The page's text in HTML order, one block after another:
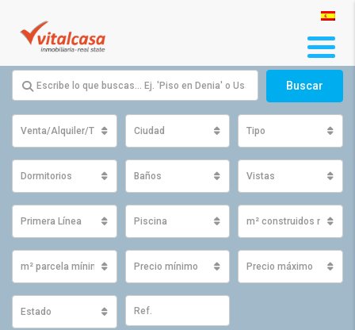
Buscar
Venta/Alquiler/Traspaso Ciudad Tipo
Dormitorios Baños Vistas
Primera Línea Piscina m² construidos
m² parcela mínimos Precio mínimo Precio máximo
Estado